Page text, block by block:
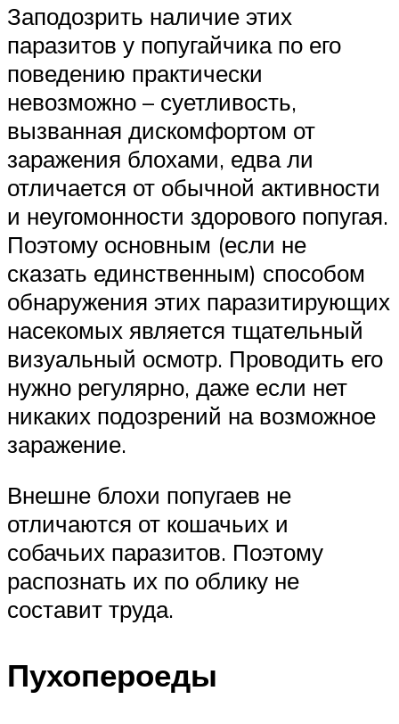
Заподозрить наличие этих
паразитов у попугайчика по его
поведению практически
невозможно – суетливость,
вызванная дискомфортом от
заражения блохами, едва ли
отличается от обычной активности
и неугомонности здорового попугая.
Поэтому основным (если не
сказать единственным) способом
обнаружения этих паразитирующих
насекомых является тщательный
визуальный осмотр. Проводить его
нужно регулярно, даже если нет
никаких подозрений на возможное
заражение.
Внешне блохи попугаев не
отличаются от кошачьих и
собачьих паразитов. Поэтому
распознать их по облику не
составит труда.
Пухопероеды